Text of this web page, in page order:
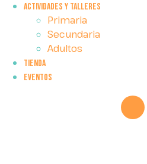
ACTIVIDADES Y TALLERES
Primaria
Secundaria
Adultos
Tienda
EVENTOS